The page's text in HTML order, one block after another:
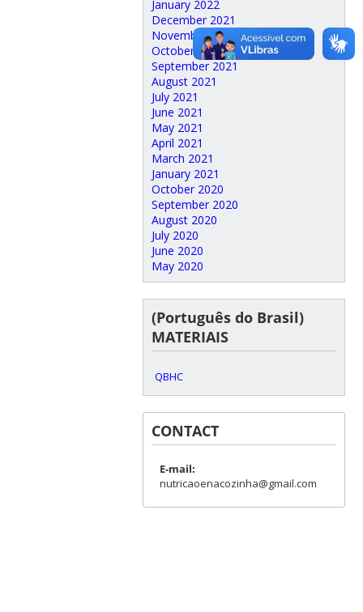
January 2022
December 2021
November 2021
October 2021
September 2021
August 2021
July 2021
June 2021
May 2021
April 2021
March 2021
January 2021
October 2020
September 2020
August 2020
July 2020
June 2020
May 2020
(Português do Brasil)
MATERIAIS
QBHC
CONTACT
E-mail:
nutricaoenacozinha@gmail.com